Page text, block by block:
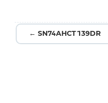
← SN74AHCT139DR